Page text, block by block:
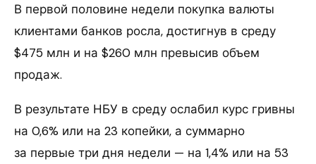
В первой половине недели покупка валюты
клиентами банков росла, достигнув в среду
$475 млн и на $260 млн превысив объем
продаж.
В результате НБУ в среду ослабил курс гривны
на 0,6% или на 23 копейки, а суммарно
за первые три дня недели — на 1,4% или на 53